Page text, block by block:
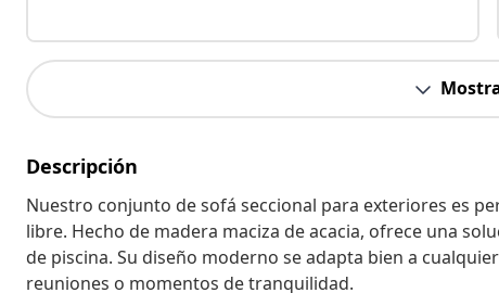
Descripción
Nuestro conjunto de sofá seccional para exteriores es
libre. Hecho de madera maciza de acacia, ofrece una
de piscina. Su diseño moderno se adapta bien a
reuniones o momentos de tranquilidad.